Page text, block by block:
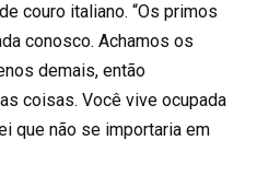
couro italiano. “Os primos
conosco. Achamos os
demais, então
coisas. Você vive ocupada
que não se importaria em